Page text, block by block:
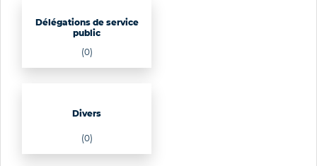
Délégations de service
public
(0)
Divers
(0)